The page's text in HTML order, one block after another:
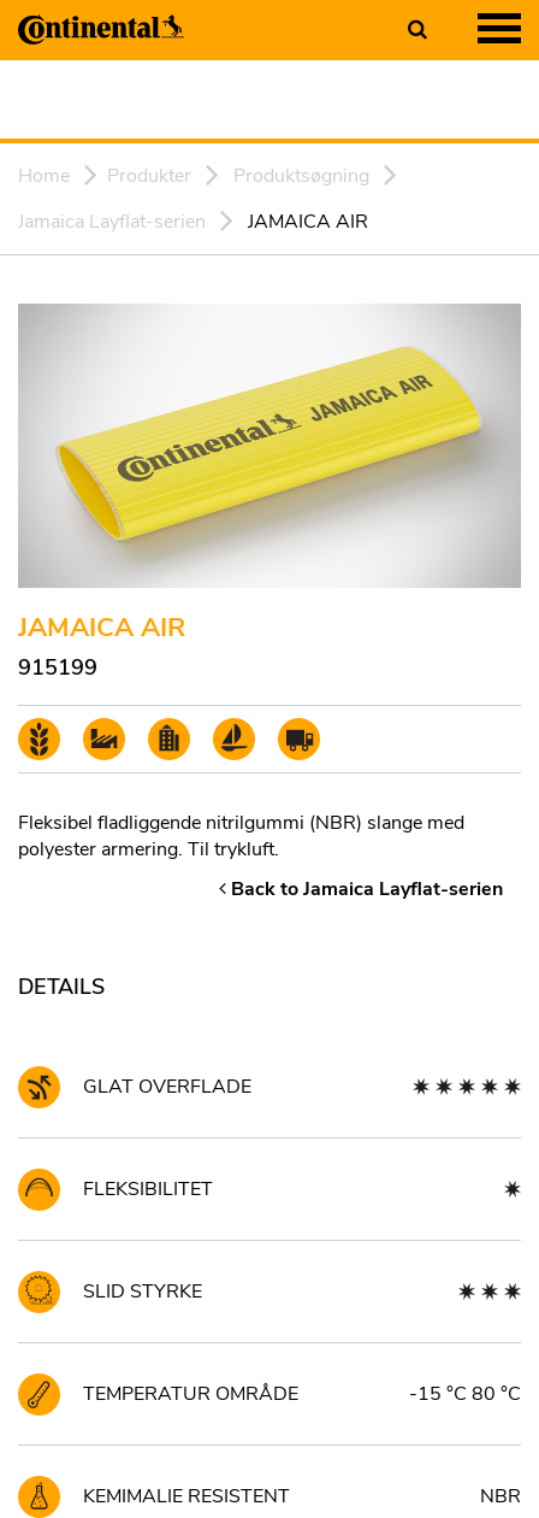
Home Produkter
Produktsøgning
Jamaica Layflat-serien
JAMAICA AIR
JAMAICA AIR
915199
Fleksibel fladliggende nitrilgummi (NBR) slange med
polyester armering. Til trykluft.
Back to Jamaica Layflat-serien
DETAILS
GLAT OVERFLADE
FLEKSIBILITET
SLID STYRKE
TEMPERATUR OMRÅDE -15 °C 80 °C
KEMIMALIE RESISTENT NBR